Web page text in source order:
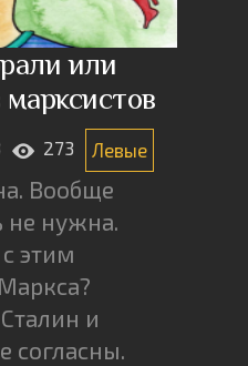
или
273 Левые
Вообще
не нужна.
этим
и
согласны.